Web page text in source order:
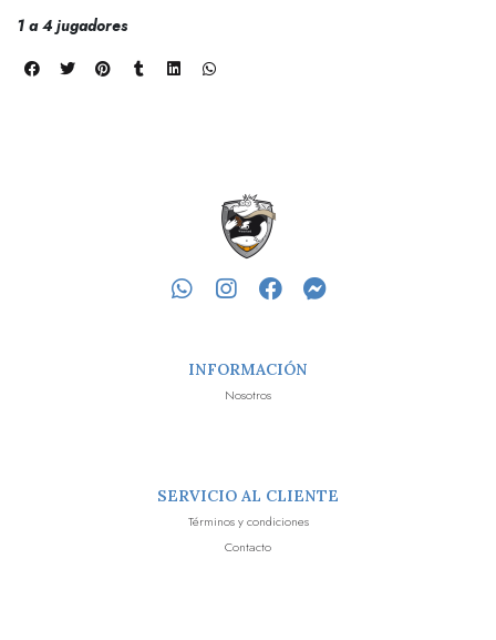
1 a 4 jugadores
INFORMACIÓN
Nosotros
SERVICIO AL CLIENTE
Términos y condiciones
Contacto